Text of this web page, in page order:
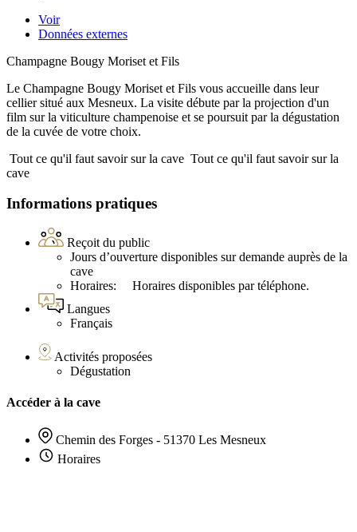
Voir
Données externes
Champagne Bougy Moriset et Fils
Le Champagne Bougy Moriset et Fils vous accueille dans leur
cellier situé aux Mesneux. La visite débute par la projection d'un
film sur la viticulture champenoise et se poursuit par la dégustation
de la cuvée de votre choix.
Tout ce qu'il faut savoir sur la cave Tout ce qu'il faut savoir sur la
cave
Informations pratiques
Reçoit du public
Jours d’ouverture disponibles sur demande auprès de la
cave
Horaires: Horaires disponibles par téléphone.
Langues
Français
Activités proposées
Dégustation
Accéder à la cave
Chemin des Forges - 51370 Les Mesneux
Horaires